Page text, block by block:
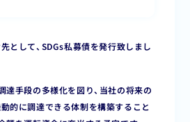
として、SDGs私募債を発行致しまし
達手段の多様化を図り、当社の将来の
的に調達できる体制を構築すること